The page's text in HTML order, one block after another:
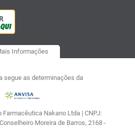
Informações
segue as determinações da
Farmacêutica Nakano Ltda | CNPJ:
Moreira de Barros, 2168 -